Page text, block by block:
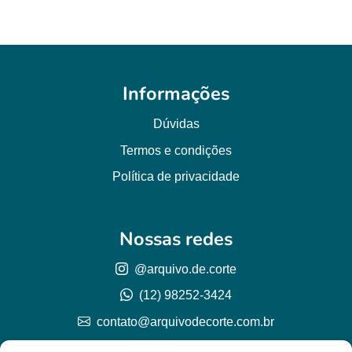
Informações
Dúvidas
Termos e condições
Política de privacidade
Nossas redes
@arquivo.de.corte
(12) 98252-3424
contato@arquivodecorte.com.br